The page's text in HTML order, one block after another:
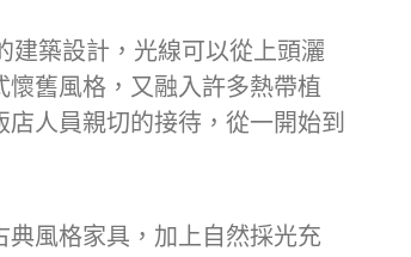
建築設計，光線可以從上頭灑
舊風格，又融入許多熱帶植
人員親切的接待，從一開始到
風格家具，加上自然採光充